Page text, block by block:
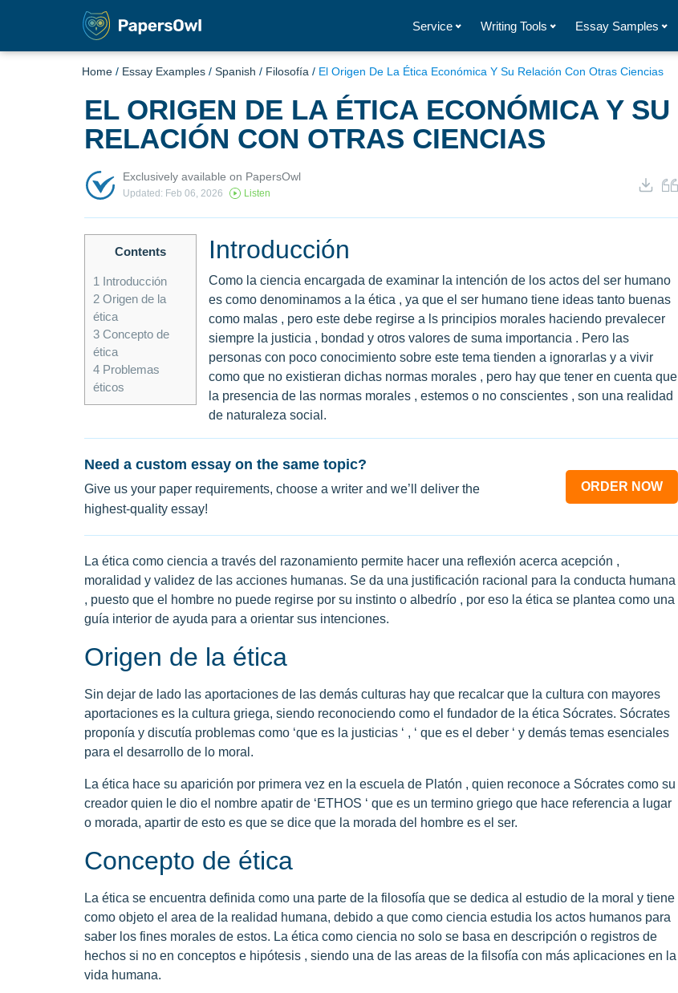
Service Writing Tools Essay Samples
Home / Essay Examples / Spanish / Filosofía / El Origen De La Ética Económica Y Su Relación Con Otras Ciencias
EL ORIGEN DE LA ÉTICA ECONÓMICA Y SU
RELACIÓN CON OTRAS CIENCIAS
Exclusively available on PapersOwl
Updated: Feb 06, 2026 Listen
Contents
1 Introducción
2Origen de la
ética
3Concepto de
ética
4Problemas
éticos
Introducción
Como la ciencia encargada de examinar la intención de los actos del ser humano
es como denominamos a la ética , ya que el ser humano tiene ideas tanto buenas
como malas , pero este debe regirse a ls principios morales haciendo prevalecer
siempre la justicia , bondad y otros valores de suma importancia . Pero las
personas con poco conocimiento sobre este tema tienden a ignorarlas y a vivir
como que no existieran dichas normas morales , pero hay que tener en cuenta que
la presencia de las normas morales , estemos o no conscientes , son una realidad
de naturaleza social.
Need a custom essay on the same topic?
Give us your paper requirements, choose a writer and we’ll deliver the
highest-quality essay!
ORDER NOW
La ética como ciencia a través del razonamiento permite hacer una reflexión acerca acepción ,
moralidad y validez de las acciones humanas. Se da una justificación racional para la conducta humana
, puesto que el hombre no puede regirse por su instinto o albedrío , por eso la ética se plantea como una
guía interior de ayuda para a orientar sus intenciones.
Origen de la ética
Sin dejar de lado las aportaciones de las demás culturas hay que recalcar que la cultura con mayores
aportaciones es la cultura griega, siendo reconociendo como el fundador de la ética Sócrates. Sócrates
proponía y discutía problemas como ‘que es la justicias ‘ , ‘ que es el deber ‘ y demás temas esenciales
para el desarrollo de lo moral.
La ética hace su aparición por primera vez en la escuela de Platón , quien reconoce a Sócrates como su
creador quien le dio el nombre apatir de ‘ETHOS ‘ que es un termino griego que hace referencia a lugar
o morada, apartir de esto es que se dice que la morada del hombre es el ser.
Concepto de ética
La ética se encuentra definida como una parte de la filosofía que se dedica al estudio de la moral y tiene
como objeto el area de la realidad humana, debido a que como ciencia estudia los actos humanos para
saber los fines morales de estos. La ética como ciencia no solo se basa en descripción o registros de
hechos si no en conceptos e hipótesis , siendo una de las areas de la filsofía con más aplicaciones en la
vida humana.